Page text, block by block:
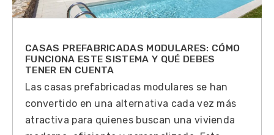
CASAS PREFABRICADAS MODULARES: CÓMO
FUNCIONA ESTE SISTEMA Y QUÉ DEBES
TENER EN CUENTA
Las casas prefabricadas modulares se han
convertido en una alternativa cada vez más
atractiva para quienes buscan una vivienda